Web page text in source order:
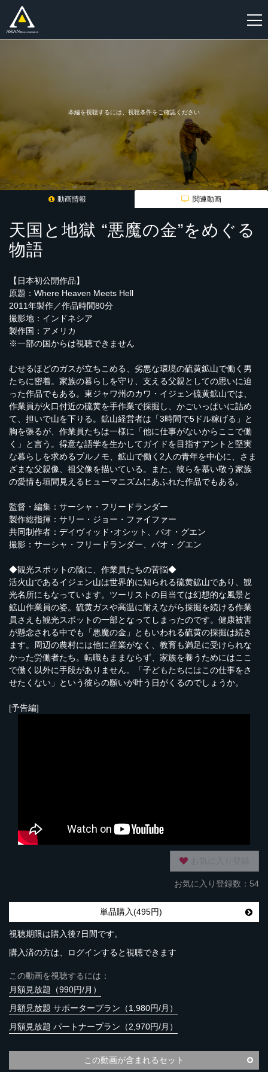
本編を視聴するには、視聴条件をご確認ください
動画情報 関連動画
天国と地獄 “悪魔の金”をめぐる
物語
【日本初公開作品】
原題：Where Heaven Meets Hell
2011年製作／作品時間80分
撮影地：インドネシア
製作国：アメリカ
※一部の国からは視聴できません
むせるほどのガスが立ちこめる、劣悪な環境の硫黄鉱山で働く男
たちに密着。家族の暮らしを守り、支える父親としての思いに迫
った作品でもある。東ジャワ州のカワ・イジェン硫黄鉱山では、
作業員が火口付近の硫黄を手作業で採掘し、かごいっぱいに詰め
て、担いで山を下りる。鉱山経営者は「3時間で5ドル稼げる」と
胸を張るが、作業員たちは一様に「他に仕事がないからここで働
く」と言う。得意な語学を生かしてガイドを目指すアントと堅実
な暮らしを求めるプルノモ、鉱山で働く2人の青年を中心に、さま
ざまな父親像、祖父像を描いている。また、彼らを慕い敬う家族
の愛情も垣間見えるヒューマニズムにあふれた作品でもある。
監督・編集：サーシャ・フリードランダー
製作総指揮：サリー・ジョー・ファイファー
共同制作者：デイヴィッド･オシット、バオ・グエン
撮影：サーシャ・フリードランダー、バオ・グエン
◆観光スポットの陰に、作業員たちの苦悩◆
活火山であるイジェン山は世界的に知られる硫黄鉱山であり、観
光名所にもなっています。ツーリストの目当ては幻想的な風景と
鉱山作業員の姿。硫黄ガスや高温に耐えながら採掘を続ける作業
員さえも観光スポットの一部となってしまったのです。健康被害
が懸念される中でも「悪魔の金」ともいわれる硫黄の採掘は続き
ます。周辺の農村には他に産業がなく、教育も満足に受けられな
かった労働者たち。転職もままならず、家族を養うためにはここ
で働く以外に手段がありません。「子どもたちにはこの仕事をさ
せたくない」という彼らの願いが叶う日がくるのでしょうか。
[予告編]
お気に入り登録数：54
単品購入(495円)
視聴期限は購入後7日間です。
購入済の方は、ログインすると視聴できます
この動画を視聴するには：
月額見放題（990円/月）
月額見放題 サポータープラン（1,980円/月）
月額見放題 パートナープラン（2,970円/月）
この動画が含まれるセット